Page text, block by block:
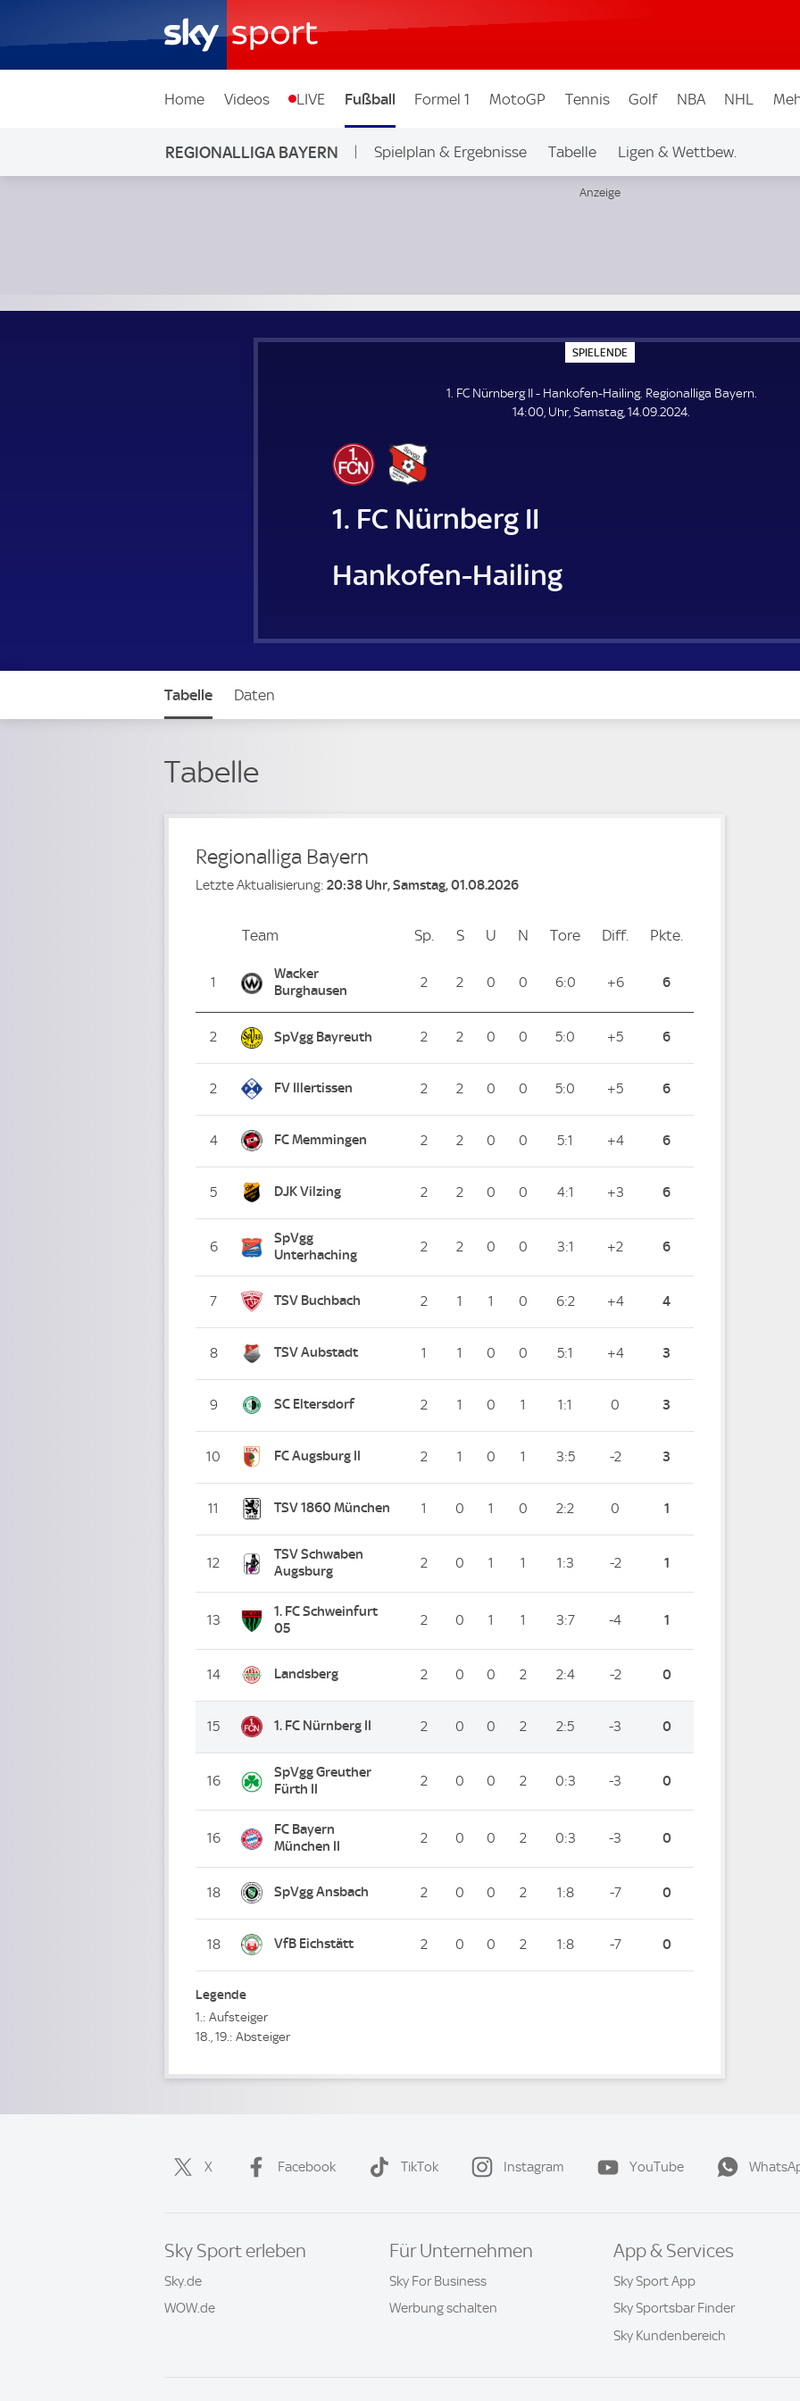
Home Videos LIVE Fußball Formel 1 MotoGP Tennis Golf NBA NHL
REGIONALLIGA BAYERN Spielplan & Ergebnisse Tabelle Ligen & Wettbew.
SPIELENDE
P
E
L
E
1. FC Nürnberg II - Hankofen-Hailing. Regionalliga Bayern.
14:00, Uhr, Samstag, 14.09.2024.
1. FC Nürnberg II
Hankofen-Hailing
Tabelle Daten
Tabelle
Regionalliga Bayern
Letzte Aktualisierung: 20:38 Uhr, Samstag, 01.08.2026
PlatzTeam Sp. Spiele
SSiege
U Unentschieden
N Niederlagen
Tore ToreDiff. Differenz
Pkte.
1
Wacker
Burghausen
2 2 0 0 6:0 +6 6
2 SpVgg Bayreuth 2 2 0 0 5:0 +5 6
2 FV Illertissen 2 2 0 0 5:0 +5 6
4 FC Memmingen 2 2 0 0 5:1 +4 6
5 DJK Vilzing 2 2 0 0 4:1 +3 6
6
SpVgg
Unterhaching
2 2 0 0 3:1 +2 6
7 TSV Buchbach 2 1 1 0 6:2 +4 4
8 TSV Aubstadt 1 1 0 0 5:1 +4 3
9 SC Eltersdorf 2 1 0 1 1:1 0 3
10 FC Augsburg II 2 1 0 1 3:5 -2 3
11 TSV 1860 München 1 0 1 0 2:2 0 1
12
TSV Schwaben
Augsburg
2 0 1 1 1:3 -2 1
13
1. FC Schweinfurt
05
2 0 1 1 3:7 -4 1
14 Landsberg 2 0 0 2 2:4 -2 0
15 1. FC Nürnberg II 2 0 0 2 2:5 -3 0
16
SpVgg Greuther
Fürth II
2 0 0 2 0:3 -3 0
16
FC Bayern
München II
2 0 0 2 0:3 -3 0
18 SpVgg Ansbach 2 0 0 2 1:8 -7 0
18 VfB Eichstätt 2 0 0 2 1:8 -7 0
Legende
1.: Aufsteiger
18., 19.: Absteiger
X Facebook TikTok Instagram YouTube
Sky Sport erleben
Sky.de
WOW.de
Für Unternehmen
Sky For Business
Werbung schalten
App & Services
Sky Sport App
Sky Sportsbar Finder
Sky Kundenbereich